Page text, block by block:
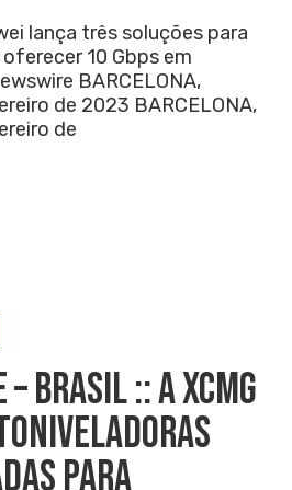
lança três soluções para
10 Gbps em
BARCELONA,
de 2023 BARCELONA,
de
– BRASIL :: A XCMG
PARA